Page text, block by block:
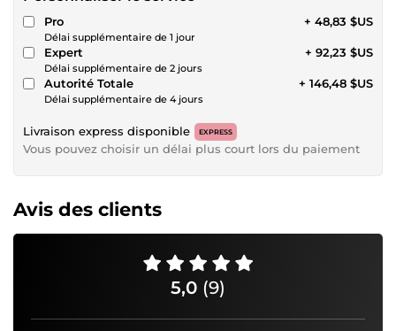
Pro
Délai supplémentaire de 1 jour
+ 48,83 $US
Expert
Délai supplémentaire de 2 jours
+ 92,23 $US
Autorité Totale
Délai supplémentaire de 4 jours
+ 146,48 $US
Livraison express disponible EXPRESS
Vous pouvez choisir un délai plus court lors du paiement
Avis des clients
5,0 (9)